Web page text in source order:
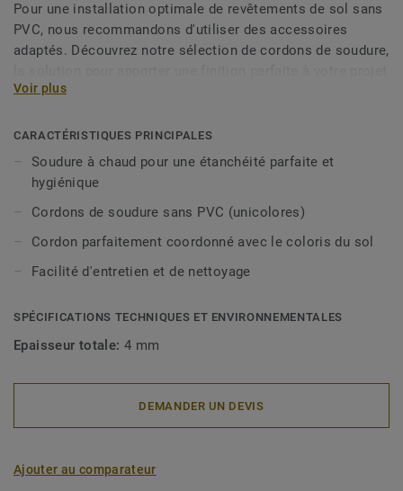
Pour une installation optimale de revêtements de sol sans
PVC, nous recommandons d'utiliser des accessoires
adaptés. Découvrez notre sélection de cordons de soudure,
de revêtements de sol sans PVC.
Voir plus
CARACTÉRISTIQUES PRINCIPALES
Soudure à chaud pour une étanchéité parfaite et
hygiénique
Cordons de soudure sans PVC (unicolores)
Cordon parfaitement coordonné avec le coloris du sol
Facilité d'entretien et de nettoyage
SPÉCIFICATIONS TECHNIQUES ET ENVIRONNEMENTALES
Epaisseur totale: 4 mm
DEMANDER UN DEVIS
Ajouter au comparateur